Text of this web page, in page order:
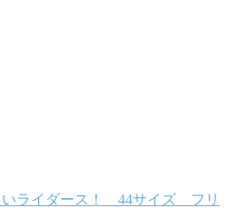
ライダース！ 44サイズ フリ